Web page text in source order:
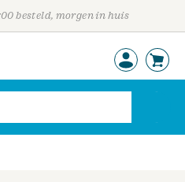
besteld, morgen in huis